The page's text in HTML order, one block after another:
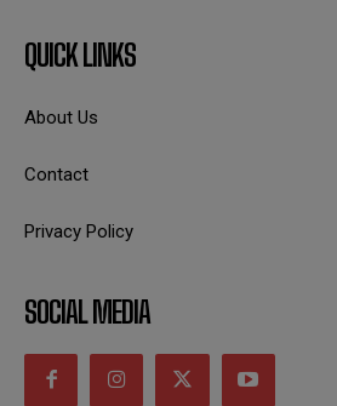
QUICK LINKS
About Us
Contact
Privacy Policy
SOCIAL MEDIA